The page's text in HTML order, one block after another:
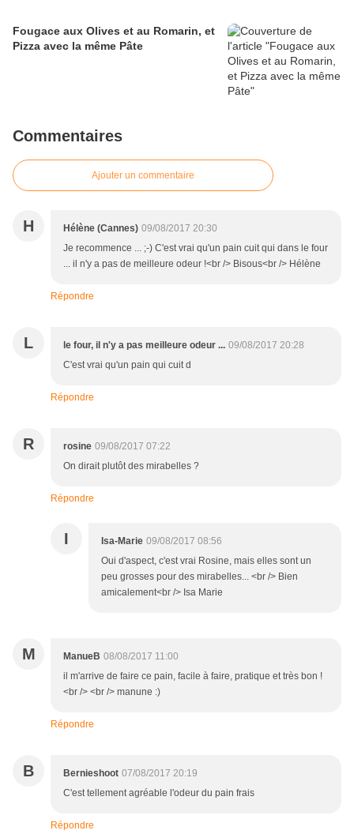
Fougace aux Olives et au Romarin, et
Pizza avec la même Pâte
Commentaires
Ajouter un commentaire
H Hélène (Cannes) 09/08/2017 20:30
Je recommence ... ;-) C'est vrai qu'un pain cuit qui dans le four
... il n'y a pas de meilleure odeur !<br /> Bisous<br /> Hélène
Répondre
L le four, il n'y a pas meilleure odeur ... 09/08/2017 20:28
C'est vrai qu'un pain qui cuit d
Répondre
R rosine 09/08/2017 07:22
On dirait plutôt des mirabelles ?
Répondre
I Isa-Marie 09/08/2017 08:56
Oui d'aspect, c'est vrai Rosine, mais elles sont un
peu grosses pour des mirabelles... <br /> Bien
amicalement<br /> Isa Marie
M ManueB 08/08/2017 11:00
il m'arrive de faire ce pain, facile à faire, pratique et très bon !
<br /> <br /> manune :)
Répondre
B Bernieshoot 07/08/2017 20:19
C'est tellement agréable l'odeur du pain frais
Répondre